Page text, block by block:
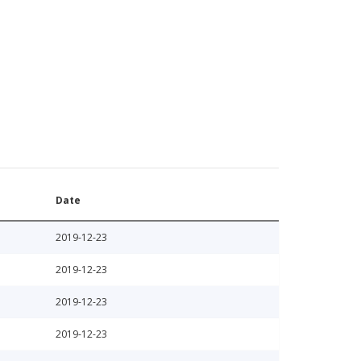
Date
2019-12-23
2019-12-23
2019-12-23
2019-12-23